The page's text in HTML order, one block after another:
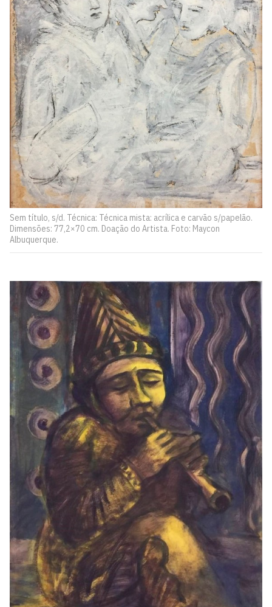
Sem título, s/d. Técnica: Técnica mista: acrílica e carvão s/papelão.
Dimensões: 77,2×70 cm. Doação do Artista. Foto: Maycon
Albuquerque.